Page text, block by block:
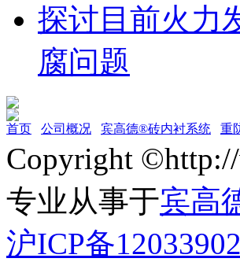
探讨目前火力
腐问题
首页 公司概况 宾高德®砖内衬系统 重
Copyright
专业从事于宾高
沪ICP备